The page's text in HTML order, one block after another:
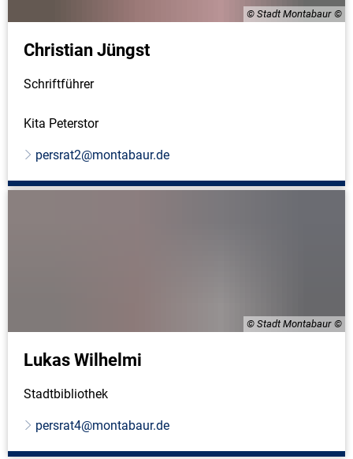
© Stadt Montabaur
Christian Jüngst
Schriftführer
Kita Peterstor
persrat2@montabaur.de
© Stadt Montabaur
Lukas Wilhelmi
Stadtbibliothek
persrat4@montabaur.de